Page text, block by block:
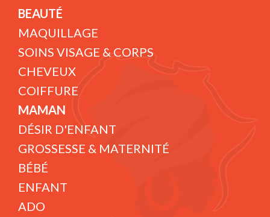
BEAUTÉ
MAQUILLAGE
SOINS VISAGE & CORPS
CHEVEUX
COIFFURE
MAMAN
DÉSIR D'ENFANT
GROSSESSE & MATERNITÉ
BÉBÉ
ENFANT
ADO